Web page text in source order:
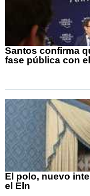
Santos confirma
fase pública con
El polo, nuevo
el Eln